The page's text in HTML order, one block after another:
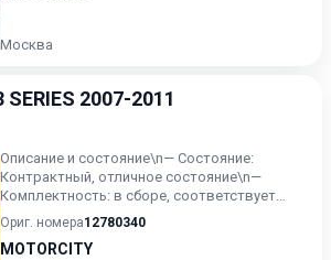
Москва
2007-2011
Описание и состояние\n— Состояние:
Контрактный, отличное состояние\n—
Комплектность: в сборе, соответствует
фото\n— Особенности: Оригинал\n—...
Ориг. номера12780340
MOTORCITY